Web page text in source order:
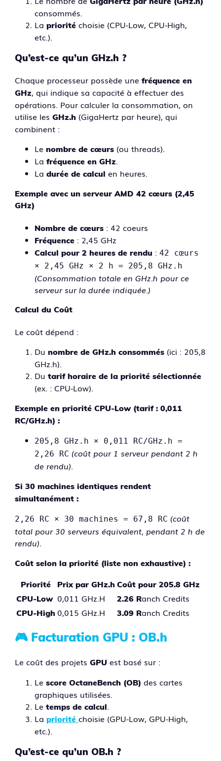
consommés.
La priorité choisie (CPU-Low, CPU-High,
etc.).
Qu’est-ce qu’un GHz.h ?
Chaque processeur possède une fréquence en
GHz, qui indique sa capacité à effectuer des
opérations. Pour calculer la consommation, on
utilise les GHz.h (GigaHertz par heure), qui
combinent :
Le nombre de cœurs (ou threads).
La fréquence en GHz.
La durée de calcul en heures.
Exemple avec un serveur AMD 42 cœurs (2,45
GHz)
Nombre de cœurs : 42 coeurs
Fréquence : 2,45 GHz
Calcul pour 2 heures de rendu : 42 cœurs
× 2,45 GHz × 2 h = 205,8 GHz.h
(Consommation totale en GHz.h pour ce
serveur sur la durée indiquée.)
Calcul du Coût
Le coût dépend :
Du nombre de GHz.h consommés (ici : 205,8
GHz.h).
Du tarif horaire de la priorité sélectionnée
(ex. : CPU-Low).
Exemple en priorité CPU-Low (tarif : 0,011
RC/GHz.h) :
205,8 GHz.h × 0,011 RC/GHz.h =
2,26 RC (coût pour 1 serveur pendant 2 h
de rendu).
Si 30 machines identiques rendent
simultanément :
2,26 RC × 30 machines = 67,8 RC (coût
total pour 30 serveurs équivalent, pendant 2 h de
rendu).
Coût selon la priorité (liste non exhaustive) :
Priorité Prix par GHz.h Coût pour 205.8 GHz
CPU-Low 0,011 GHz.H 2.26 Ranch Credits
CPU-High 0,015 GHz.H 3.09 Ranch Credits
🎮 Facturation GPU : OB.h
Le coût des projets GPU est basé sur :
Le score OctaneBench (OB) des cartes
graphiques utilisées.
Le temps de calcul.
La priorité choisie (GPU-Low, GPU-High,
etc.).
Qu’est-ce qu’un OB.h ?